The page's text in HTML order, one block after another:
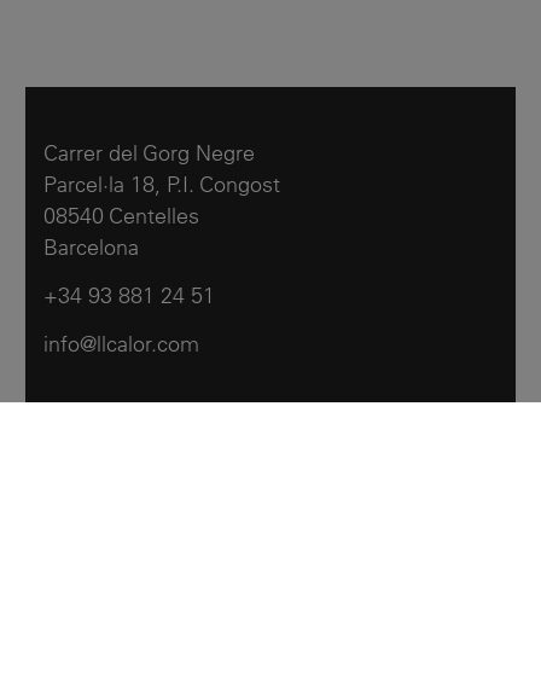
Carrer del Gorg Negre
Parcel·la 18, P.I. Congost
08540 Centelles
Barcelona
+34 93 881 24 51
info@llcalor.com